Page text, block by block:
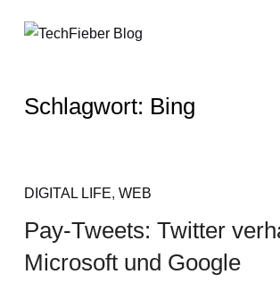
Schlagwort: Bing
DIGITAL LIFE, WEB
Pay-Tweets: Twitter
Microsoft und Google